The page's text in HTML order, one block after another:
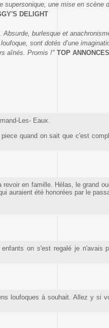
une mise en scène
DELIGHT
burlesque et
sont dotés d’une
aînés. Promis !" TOP ANNONCES
Les- Eaux.
quand on sait que c'est
en famille. Hélas, le grand
auraient été honorées par le
on s'est regalé je n'avais
loufoques à souhait. Allez y si